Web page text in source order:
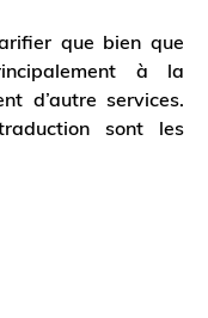
que bien que
à la
d’autre services.
sont les